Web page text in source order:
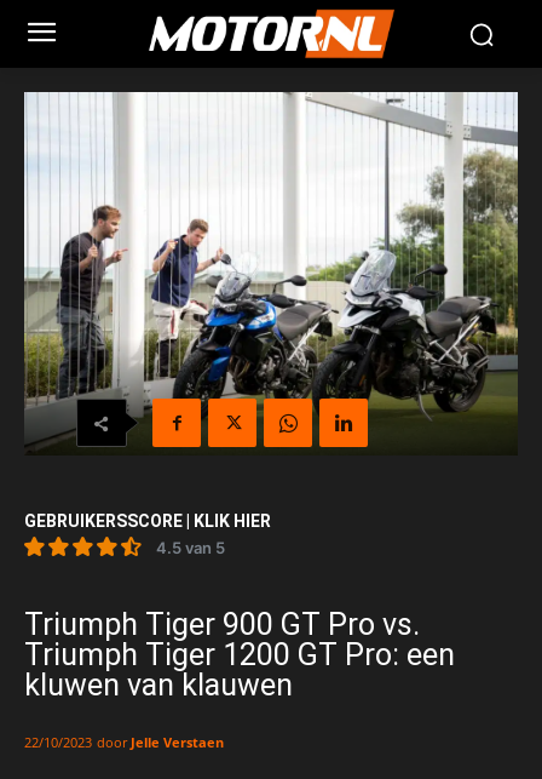
GEBRUIKERSSCORE | KLIK HIER
4.5 van 5
Triumph Tiger 900 GT Pro vs.
Triumph Tiger 1200 GT Pro: een
kluwen van klauwen
22/10/2023 door Jelle Verstaen